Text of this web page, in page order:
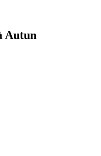
Autun